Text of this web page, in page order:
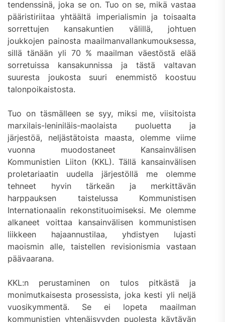
tendenssinä, joka se on. Tuo on se, mikä vastaa
pääristiriitaa yhtäältä imperialismin ja toisaalta
sorrettujen kansakuntien välillä, johtuen
joukkojen painosta maailmanvallankumouksessa,
sillä tänään yli 70 % maailman väestöstä elää
sorretuissa kansakunnissa ja tästä valtavan
suuresta joukosta suuri enemmistö koostuu
talonpoikaistosta.
Tuo on täsmälleen se syy, miksi me, viisitoista
marxilais-leniniläis-maolaista puoluetta ja
järjestöä, neljästätoista maasta, olemme viime
vuonna muodostaneet Kansainvälisen
Kommunistien Liiton (KKL). Tällä kansainvälisen
proletariaatin uudella järjestöllä me olemme
tehneet hyvin tärkeän ja merkittävän
harppauksen taistelussa Kommunistisen
Internationaalin rekonstituoimiseksi. Me olemme
alkaneet voittaa kansainvälisen kommunistisen
liikkeen hajaannustilaa, yhdistyen lujasti
maoismin alle, taistellen revisionismia vastaan
päävaarana.
KKL:n perustaminen on tulos pitkästä ja
monimutkaisesta prosessista, joka kesti yli neljä
vuosikymmentä. Se ei lopeta maailman
kommunistien yhtenäisyyden puolesta käytävän